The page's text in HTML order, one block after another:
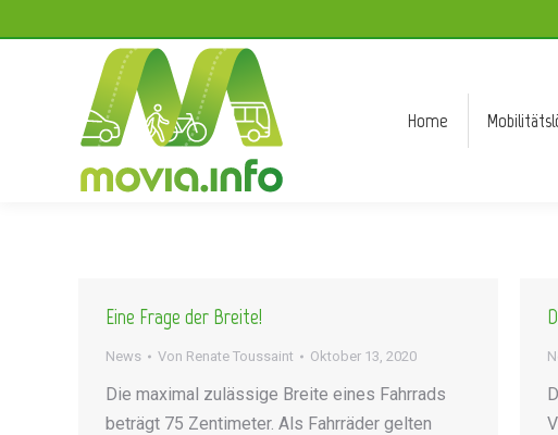
Home
Eine Frage der Breite!
News Von Renate Toussaint Oktober 13, 2020
Die maximal zulässige Breite eines Fahrrads
beträgt 75 Zentimeter. Als Fahrräder gelten